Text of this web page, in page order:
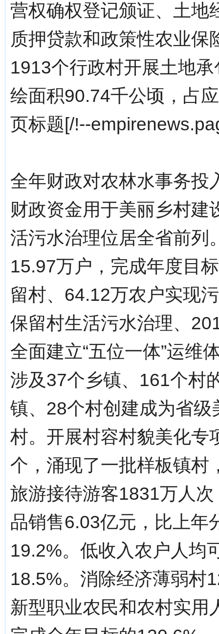
营权确权登记颁证、土地
质押贷款和政策性农业
1913个行政村开展土地
绘面积90.74千公顷，占
页标题[/!--
全年财政对农林水事务投
财政资金用于美丽乡村建
活污水治理位居全省前列
15.97万户，完成年度目
留村、64.12万农户实现
保留村生活污水治理、
全面建立“五位一体”运维
涉及37个乡镇、161个村
镇、28个村创建成为省
村。开展村容村貌美化专
个，涌现了一批样板镇村
旅游接待游客1831万人
品销售6.03亿元，比上年
19.2%。低收入农户人均
18.5%。消除经济薄弱村
新型职业农民和农村实用